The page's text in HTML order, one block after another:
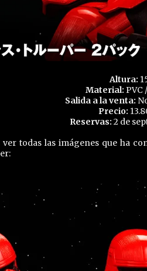
Altura:
Material: PVC
Salida a la venta:
Precio:
Reservas: 2 de
todas las imágenes que ha